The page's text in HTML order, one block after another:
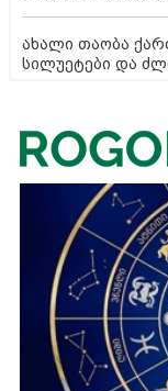
ახალი თაობა
სილუეტები და